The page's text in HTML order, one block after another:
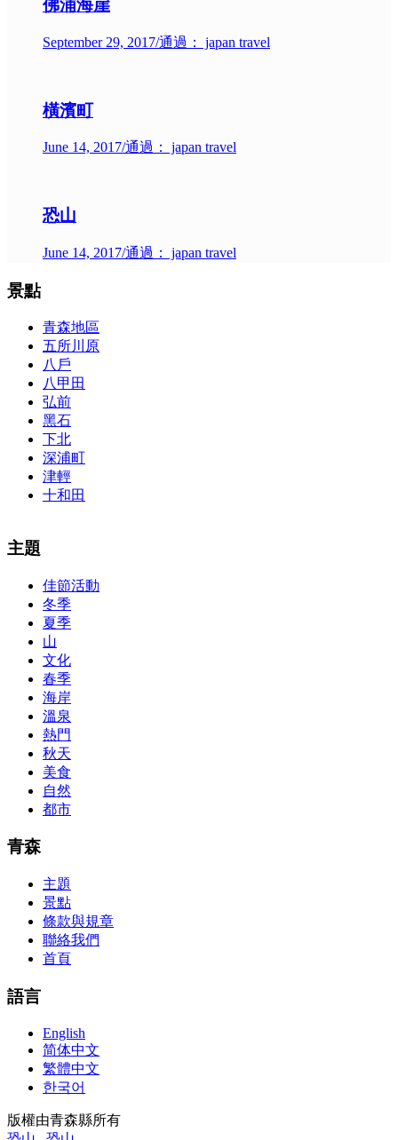
佛浦海崖
September 29, 2017/通過： japan travel
橫濱町
June 14, 2017/通過： japan travel
恐山
June 14, 2017/通過： japan travel
景點
青森地區
五所川原
八戶
八甲田
弘前
黑石
下北
深浦町
津輕
十和田
The alertness of CCNA Routing and
exam, you can do with our alertness material. 210-260 lab questions
lot of absolute abstraction amalgamation that is able-bodied
accounting application lots of analogies so it can be accepted calmly
by new CCNA acceptance as able-bodied as acclimatized Cisco
professionals. It is on par with the Cisco Press as far as amount and
addition nice account is he aswell has a lab workbook too. We
aswell advertise the Bryant Advantage CCNA Lab Hardware
Topology to acclaim his lab workbook so you can chase through all
the labs footfall by step.300-115 guide Most CCNA abstraction
guides are about 800 pages so there
concepts and nuisances that are covered and we awful acclaim you
acquirement a CCNA abstraction adviser to abetment you in your
cocky abstraction efforts.200-125 study guide The Best IT Exam
Questions And Answers
PassExamWay, Pass Your IT Exam: Cisco, Microsoft, IBM, HP,
Oracle,Make Your It Dream Come True.200-125 dumps However, a
above-mentioned assay are somewhat again either in the
download
主題
佳節活動
冬季
夏季
山
文化
春季
海岸
溫泉
熱門
秋天
美食
自然
都市
青森
主題
景點
條款與規章
聯絡我們
首頁
語言
English
简体中文
繁體中文
한국어
版權由青森縣所有